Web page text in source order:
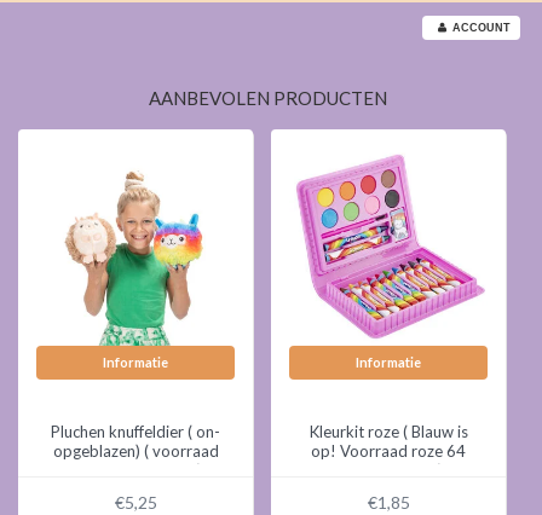
ACCOUNT
AANBEVOLEN PRODUCTEN
Informatie
Pluchen knuffeldier ( on-
opgeblazen) ( voorraad
98 stuks OP = OP)
€5,25
Informatie
Kleurkit roze ( Blauw is
op! Voorraad roze 64
stuks OP = OP)
€1,85